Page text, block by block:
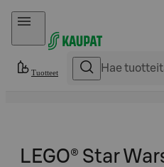
Hyppää sisältöön
Tuotteet
LEGO® Star